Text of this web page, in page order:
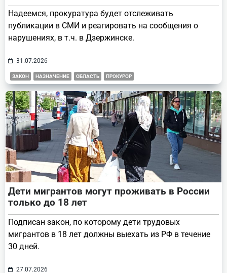
Надеемся, прокуратура будет отслеживать
публикации в СМИ и реагировать на сообщения о
нарушениях, в т.ч. в Дзержинске.
31.07.2026
ЗАКОН НАЗНАЧЕНИЕ ОБЛАСТЬ ПРОКУРОР
Дети мигрантов могут проживать в России
только до 18 лет
Подписан закон, по которому дети трудовых
мигрантов в 18 лет должны выехать из РФ в течение
30 дней.
27.07.2026